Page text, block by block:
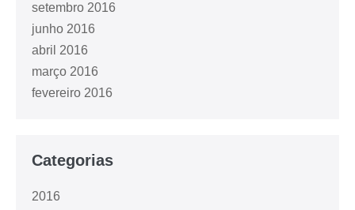
setembro 2016
junho 2016
abril 2016
março 2016
fevereiro 2016
Categorias
2016